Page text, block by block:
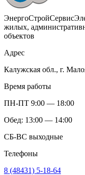
ЭнергоСтройСервис
жилых,
объектов
Адрес
Калужская обл., г.
Время работы
ПН-ПТ 9:00 — 18:00
Обед: 13:00 — 14:00
СБ-ВС выходные
Телефоны
8 (48431) 5-18-64